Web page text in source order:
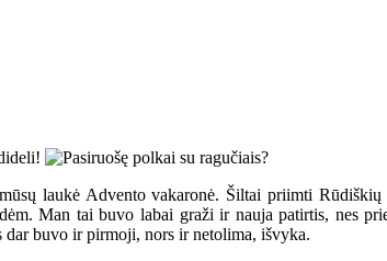
laukė Advento vakaronė. Šiltai priimti
Man tai buvo labai graži ir nauja patirtis, nes
dar buvo ir pirmoji, nors ir netolima, išvyka.